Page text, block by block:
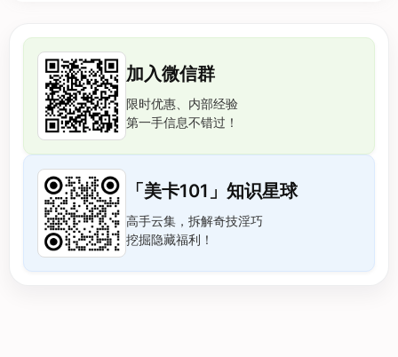
加入微信群
限时优惠、内部经验
第一手信息不错过！
「美卡101」知识星球
高手云集，拆解奇技淫巧
挖掘隐藏福利！